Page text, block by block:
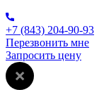
+7 (843) 204-90-93
Перезвонить мне
Запросить цену